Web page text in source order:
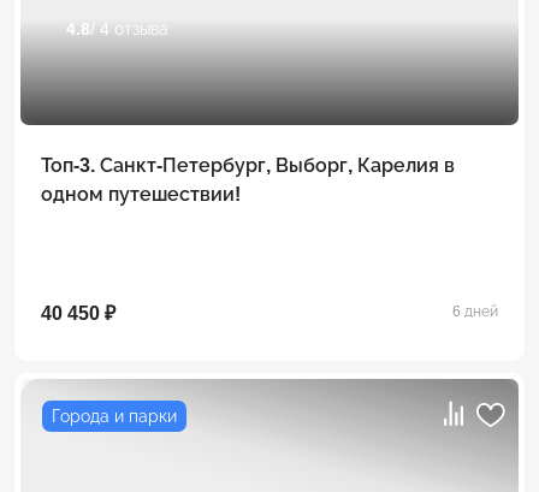
4.8/ 4 отзыва
Топ-3. Санкт-Петербург, Выборг, Карелия в
одном путешествии!
40 450 ₽ 6 дней
Города и парки